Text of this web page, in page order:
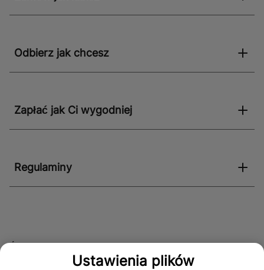
Odbierz jak chcesz
Zapłać jak Ci wygodniej
Regulaminy
Śledź nas!
Ustawienia plików